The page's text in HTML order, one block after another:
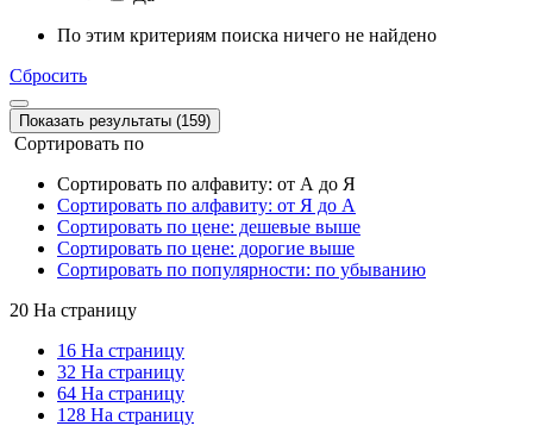
По этим критериям поиска ничего не найдено
Сбросить
Показать результаты (159)
Сортировать по
Сортировать по алфавиту: от А до Я
Сортировать по алфавиту: от Я до А
Сортировать по цене: дешевые выше
Сортировать по цене: дорогие выше
Сортировать по популярности: по убыванию
20 На страницу
16 На страницу
32 На страницу
64 На страницу
128 На страницу